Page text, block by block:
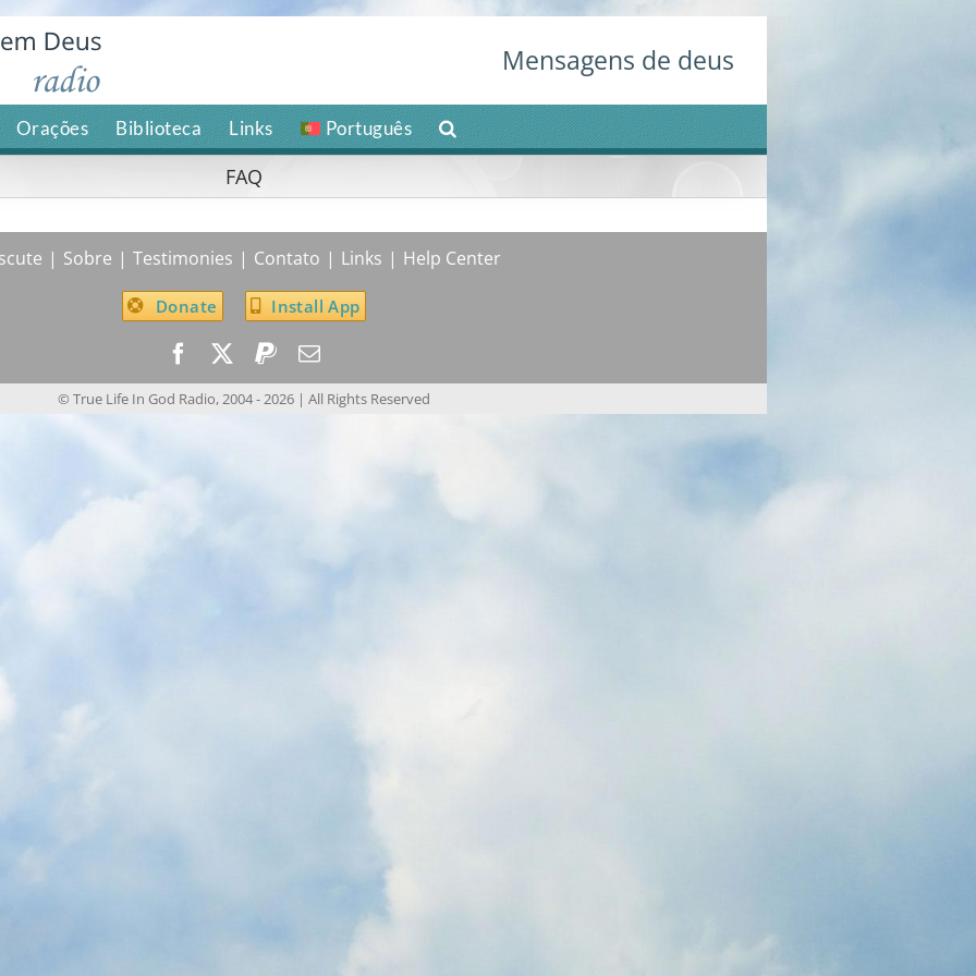
Mensagens de deus
Orações Biblioteca Links Português
FAQ
Sobre Testimonies Contato Links Help Center
Donate Install App
© True Life In God Radio, 2004 -2026 | All Rights Reserved